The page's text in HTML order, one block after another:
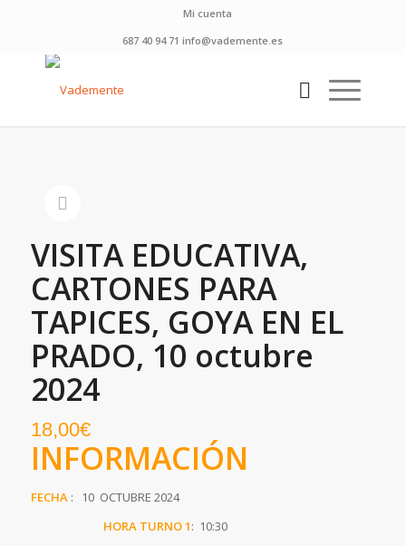
Mi cuenta
687 40 94 71 info@vademente.es
VISITA EDUCATIVA,
CARTONES PARA
TAPICES, GOYA EN EL
PRADO, 10 octubre
2024
18,00€
INFORMACIÓN
FECHA : 10 OCTUBRE 2024
HORA TURNO 1: 10:30